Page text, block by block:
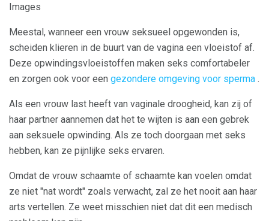
Images
Meestal, wanneer een vrouw seksueel opgewonden is,
scheiden klieren in de buurt van de vagina een vloeistof af.
Deze opwindingsvloeistoffen maken seks comfortabeler
en zorgen ook voor een gezondere omgeving voor sperma .
Als een vrouw last heeft van vaginale droogheid, kan zij of
haar partner aannemen dat het te wijten is aan een gebrek
aan seksuele opwinding. Als ze toch doorgaan met seks
hebben, kan ze pijnlijke seks ervaren.
Omdat de vrouw schaamte of schaamte kan voelen omdat
ze niet "nat wordt" zoals verwacht, zal ze het nooit aan haar
arts vertellen. Ze weet misschien niet dat dit een medisch